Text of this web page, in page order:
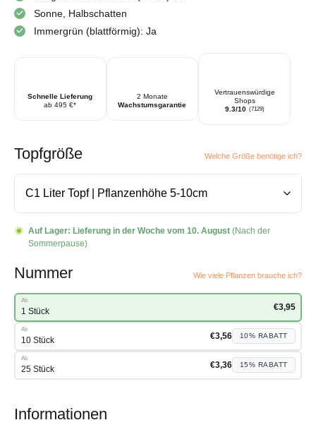
Sonne, Halbschatten
Immergrün (blattförmig): Ja
Schnelle Lieferung
ab 495 €*
2 Monate
Wachstumsgarantie
Vertrauenswürdige
Shops
9.3/10 (7129)
Topfgröße Welche Größe benötige ich?
Auf Lager: Lieferung in der Woche vom 10. August (Nach der
Sommerpause)
Nummer Wie viele Pflanzen brauche ich?
Ab
1 Stück €3,95
Ab
10 Stück €3,56 10% RABATT
Ab
25 Stück €3,36 15% RABATT
Informationen